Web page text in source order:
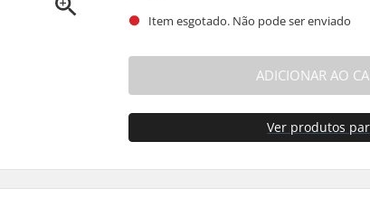
Item esgotado. Não pode ser enviado
ADICIONAR AO
Ver produtos